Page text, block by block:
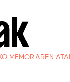
MEMORIAREN